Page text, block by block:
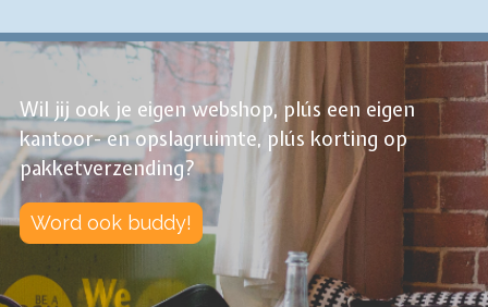
Wil jij ook je eigen webshop, plús een eigen
kantoor- en opslagruimte, plús korting op
pakketverzending?
Word ook buddy!